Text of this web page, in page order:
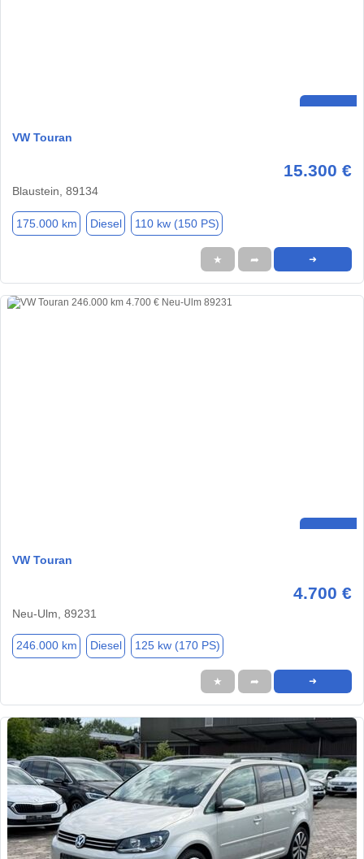
VW Touran
15.300 €
Blaustein, 89134
175.000 km Diesel 110 kw (150 PS)
★ ➦ ➜
VW Touran
4.700 €
Neu-Ulm, 89231
246.000 km Diesel 125 kw (170 PS)
★ ➦ ➜